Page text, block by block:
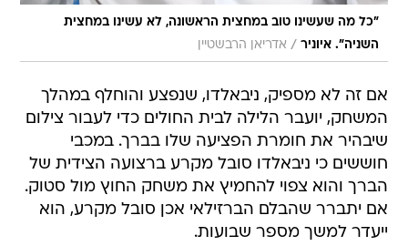
"כל מה שעשינו טוב במחצית הראשונה, לא עשינו במחצית
השניה". איוניר / אדריאן הרבשטיין
אם זה לא מספיק, ניבאלדו, שנפצע והוחלף במהלך
המשחק, יועבר הלילה לבית החולים כדי לעבור צילום
שיבהיר את חומרת הפציעה שלו בברך. במכבי
חוששים כי ניבאלדו סובל מקרע ברצועה הצידית של
הברך והוא צפוי להחמיץ את משחק החוץ מול סטוק.
אם יתברר שהבלם הברזילאי אכן סובל מקרע, הוא
ייעדר למשך מספר שבועות.